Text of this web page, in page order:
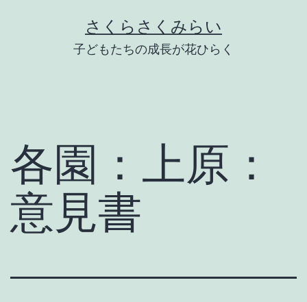
さくらさくみらい
子どもたちの成長が花ひらく
各園：上原：
意見書